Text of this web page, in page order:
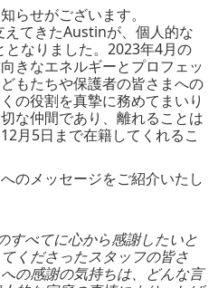
らせがございます。
てきたAustinが、個人的な
となりました。2023年4月の
きなエネルギーとプロフェッ
もたちや保護者の皆さまへの
の役割を真摯に務めてまいり
な仲間であり、離れることは
月5日まで在籍してくれるこ
のメッセージをご紹介いたし
すべてに心から感謝したいと
くださったスタッフの皆さ
の感謝の気持ちは、どんな言